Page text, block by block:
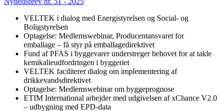
VELTEK i dialog med Energistyrelsen og Social- og
Boligstyrelsen
Optagelse: Medlemswebinar, Producentansvaret for
emballage – få styr på emballagedirektivet
Fund af PFAS i byggevarer understreger behovet for at takle
kemikalieudfordringen i byggeriet
VELTEK faciliterer dialog om implementering af
drikkevandsdirektivet
Optagelse: Medlemswebinar om byggeprognose
ETIM International arbejder med udgivelsen af xChance V2.0
– udbygning med EPD-data